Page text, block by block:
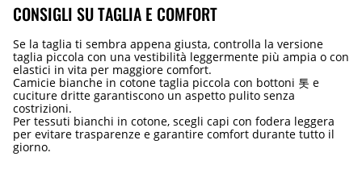
CONSIGLI SU TAGLIA E COMFORT
Se la taglia ti sembra appena giusta, controlla la versione
taglia piccola con una vestibilità leggermente più ampia o con
elastici in vita per maggiore comfort.
Camicie bianche in cotone taglia piccola con bottoni 톳 e
cuciture dritte garantiscono un aspetto pulito senza
costrizioni.
Per tessuti bianchi in cotone, scegli capi con fodera leggera
per evitare trasparenze e garantire comfort durante tutto il
giorno.